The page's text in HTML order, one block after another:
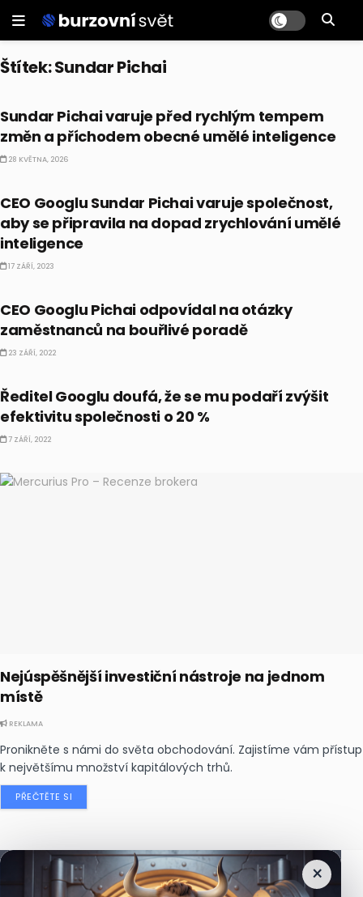
Štítek:Sundar Pichai
Sundar Pichai varuje před rychlým tempem
změn a příchodem obecné umělé inteligence
28 KVĚTNA, 2026
CEO Googlu Sundar Pichai varuje společnost,
aby se připravila na dopad zrychlování umělé
inteligence
17 ZÁŘÍ, 2023
CEO Googlu Pichai odpovídal na otázky
zaměstnanců na bouřlivé poradě
23 ZÁŘÍ, 2022
Ředitel Googlu doufá, že se mu podaří zvýšit
efektivitu společnosti o 20 %
7 ZÁŘÍ, 2022
Nejúspěšnější investiční nástroje na jednom
místě
REKLAMA
Pronikněte s námi do světa obchodování. Zajistíme vám přístup
k největšímu množství kapitálových trhů.
PŘEČTĚTE SI
×
Nejčtenějšízprávy